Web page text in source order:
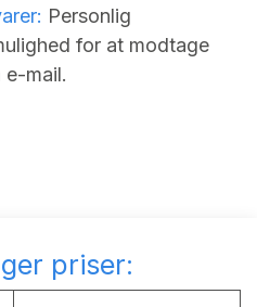
Personlig
for at modtage
mail.
priser: